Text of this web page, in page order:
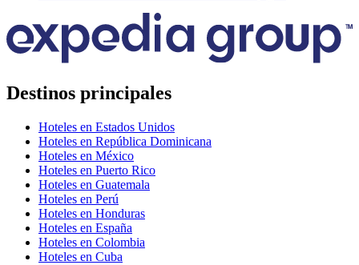
Destinos principales
Hoteles en Estados Unidos
Hoteles en República Dominicana
Hoteles en México
Hoteles en Puerto Rico
Hoteles en Guatemala
Hoteles en Perú
Hoteles en Honduras
Hoteles en España
Hoteles en Colombia
Hoteles en Cuba